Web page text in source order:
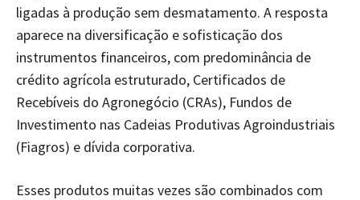
ligadas à produção sem desmatamento. A resposta
aparece na diversificação e sofisticação dos
instrumentos financeiros, com predominância de
crédito agrícola estruturado, Certificados de
Recebíveis do Agronegócio (CRAs), Fundos de
Investimento nas Cadeias Produtivas Agroindustriais
(Fiagros) e dívida corporativa.
Esses produtos muitas vezes são combinados com